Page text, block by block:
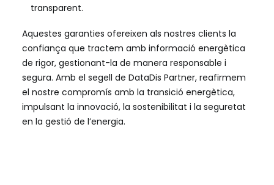
transparent.
Aquestes garanties ofereixen als nostres clients la
confiança que tractem amb informació energètica
de rigor, gestionant-la de manera responsable i
segura. Amb el segell de DataDis Partner, reafirmem
el nostre compromís amb la transició energètica,
impulsant la innovació, la sostenibilitat i la seguretat
en la gestió de l’energia.